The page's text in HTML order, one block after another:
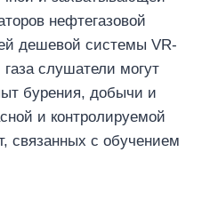
нефтегазовой
дешевой системы VR-
слушатели могут
бурения, добычи и
и контролируемой
связанных с обучением